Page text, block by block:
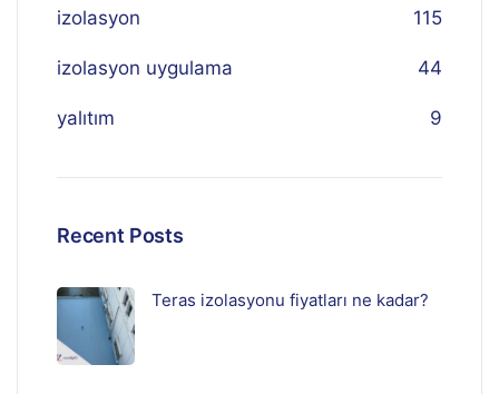
izolasyon 115
izolasyon uygulama 44
yalıtım 9
Recent Posts
Teras izolasyonu fiyatları ne kadar?